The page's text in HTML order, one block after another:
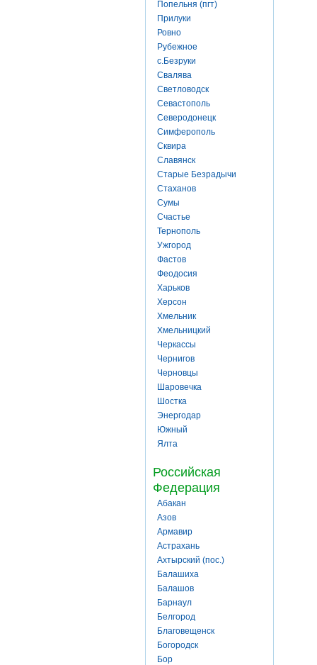
Попельня (пгт)
Прилуки
Ровно
Рубежное
с.Безруки
Свалява
Светловодск
Севастополь
Северодонецк
Симферополь
Сквира
Славянск
Старые Безрадычи
Стаханов
Сумы
Счастье
Тернополь
Ужгород
Фастов
Феодосия
Харьков
Херсон
Хмельник
Хмельницкий
Черкассы
Чернигов
Черновцы
Шаровечка
Шостка
Энергодар
Южный
Ялта
Российская
Федерация
Абакан
Азов
Армавир
Астрахань
Ахтырский (пос.)
Балашиха
Балашов
Барнаул
Белгород
Благовещенск
Богородск
Бор